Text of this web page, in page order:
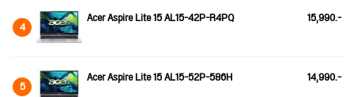
4 Acer Aspire Lite 15 AL15-42P-R4PQ 15,990.-
5 Acer Aspire Lite 15 AL15-52P-586H 14,990.-